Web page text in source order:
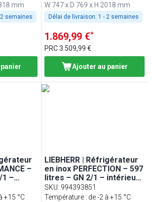
mm
2 semaines
W 747 x D 769 x H 2018 mm
Délai de livraison: 1 - 2 semaines
1.869,99 €*
PRC3.509,99 €
Ajouter au panier
–
1 –
avec 1
+15 °C
LIEBHERR | Réfrigérateur
en inox PERFECTION – 597
litres – GN 2/1 – intérieur
en inox – avec 1 porte &
WiFi
SKU: 994393851
Température : de -2 à +15 °C